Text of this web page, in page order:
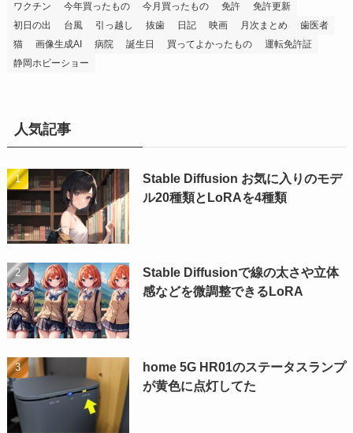
ワクチン
今年買ったもの 今月買ったもの 免許
免許更新
初日の出
台風 引っ越し 抜歯 日記 映画 月次まとめ
歯医者
猫
画像生成AI 病院 誕生日 買ってよかったもの
運転免許証
静岡ホビーショー
人気記事
Stable Diffusion お気に入りのモデ
ル20種類とLoRAを4種類
Stable Diffusionで線の太さや立体
感などを微調整できるLoRA
home 5G HR01のステータスランプ
が黄色に点灯してた